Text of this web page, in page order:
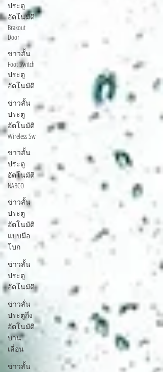
ประตู
อัตโนมัติ
Brakout
Door
ข่าวสั้น
Foot Switch
ประตู
อัตโนมัติ
ข่าวสั้น
ประตู
อัตโนมัติ
Wireless Sw
ข่าวสั้น
ประตู
อัตโนมัติ
NABCO
ข่าวสั้น
ประตู
อัตโนมัติ
แบบมือ
โบก
ข่าวสั้น
ประตู
อัตโนมัติ
ข่าวสั่น
ประตูกึ่ง
อัตโนมัติ
บาน
เลื่อน
ข่าวสั้น